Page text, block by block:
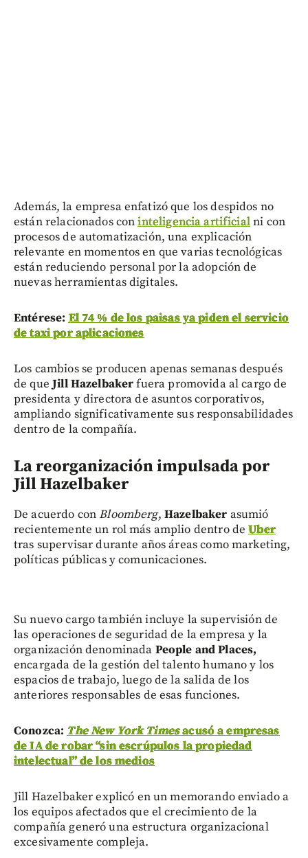
Además, la empresa enfatizó que los despidos no
están relacionados coninteligencia artificialni con
procesos de automatización, una explicación
relevante en momentos en que varias tecnológicas
están reduciendo personal por la adopción de
nuevas herramientas digitales.
Entérese: El 74 % de los paisas ya piden el servicio
de taxi por aplicaciones
Los cambios se producen apenas semanas después
de queJill Hazelbakerfuera promovida al cargo de
presidenta y directora de asuntos corporativos,
ampliando significativamente sus responsabilidades
dentro de la compañía.
La reorganización impulsada por
Jill Hazelbaker
De acuerdo conBloomberg, Hazelbaker asumió
recientemente un rol más amplio dentro de Uber
tras supervisar durante años áreas como marketing,
políticas públicas y comunicaciones.
Su nuevo cargo también incluye la supervisión de
las operaciones de seguridad de la empresa y la
organización denominada People and Places,
encargada de la gestión del talento humano y los
espacios de trabajo, luego de la salida de los
anteriores responsables de esas funciones.
Conozca: The New York Timesacusó a empresas
de IA de robar “sin escrúpulos la propiedad
intelectual” de los medios
Jill Hazelbaker explicó en un memorando enviado a
los equipos afectados que el crecimiento de la
compañía generó una estructura organizacional
excesivamente compleja.